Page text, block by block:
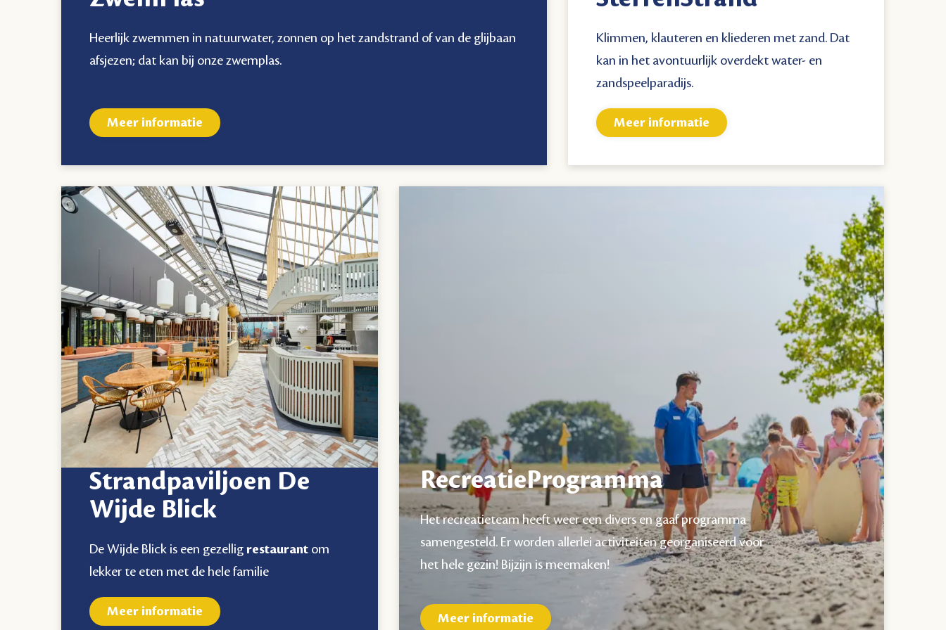
Heerlijk zwemmen in natuurwater, zonnen op het zandstrand of van de glijbaan
afsjezen; dat kan bij onze zwemplas.
Meer informatie
Klimmen, klauteren en kliederen met zand. Dat
kan in het avontuurlijk overdekt water- en
zandspeelparadijs.
Meer informatie
Strandpaviljoen De
Wijde Blick
De Wijde Blick is een gezelligrestaurant om
lekker te eten met de hele familie
Meer informatie
RecreatieProgramma
Het recreatieteam heeft weer een divers en gaaf programma
samengesteld. Er worden allerlei activiteiten georganiseerd voor
het hele gezin! Bijzijn is meemaken!
Meer informatie